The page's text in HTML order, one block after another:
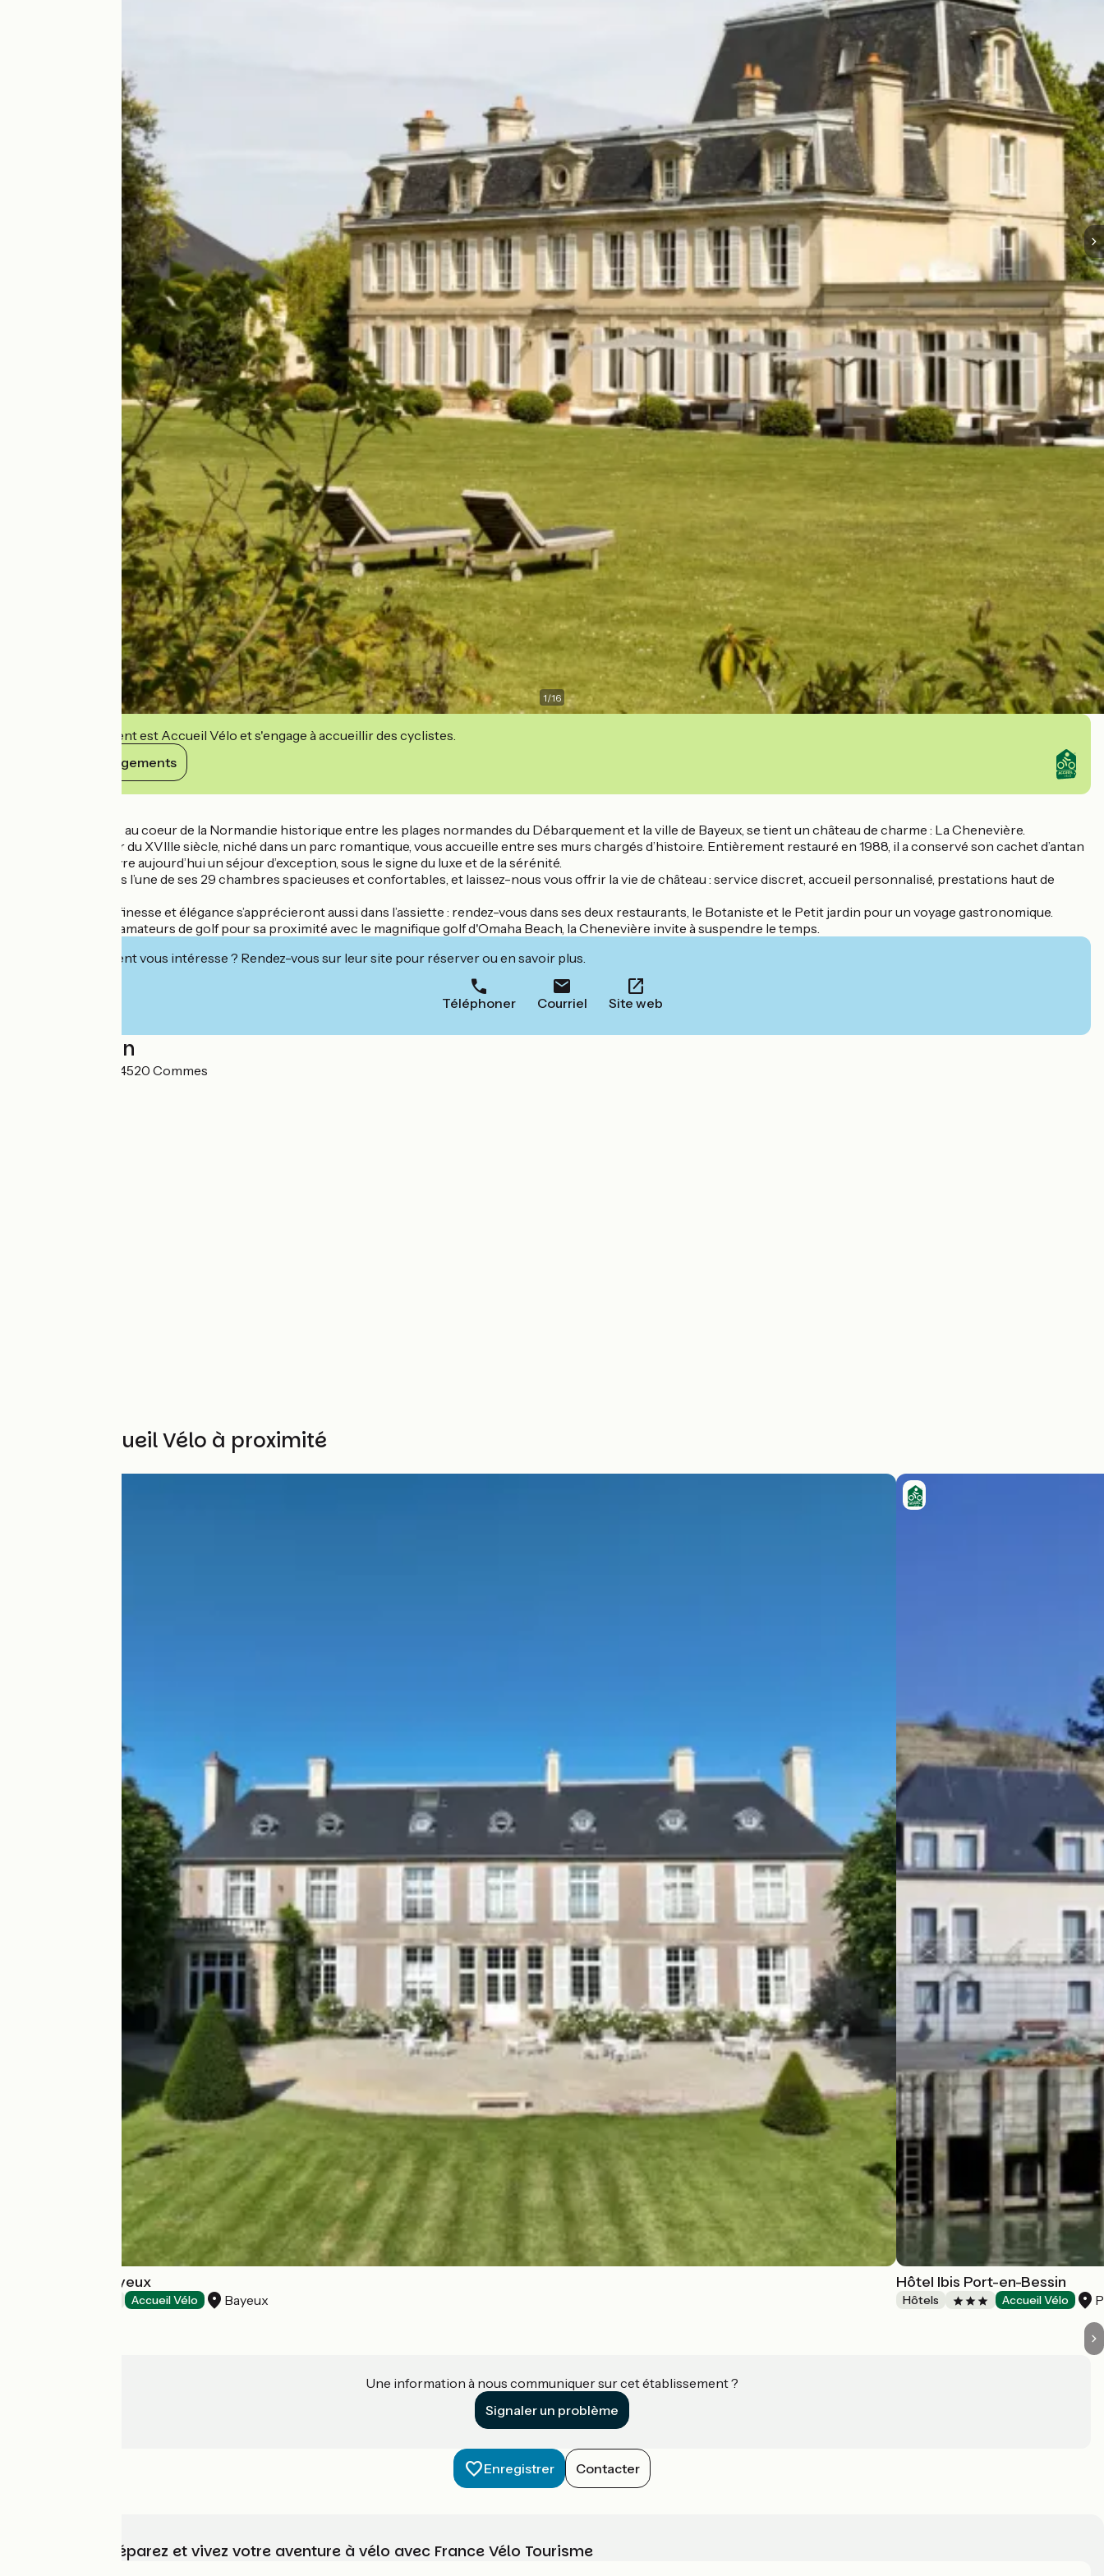
1/16
Cet établissement est Accueil Vélo et s'engage à accueillir des cyclistes.
Voir ses engagements
A Port-en-Bessin, au coeur de la Normandie historique entre les plages normandes du Débarquement et la ville de Bayeux, se tient un château de charme : La Chenevière.
Cet ancien manoir du XVIIIe siècle, niché dans un parc romantique, vous accueille entre ses murs chargés d’histoire. Entièrement restauré en 1988, il a conservé son cachet d’antan
pour vous faire vivre aujourd’hui un séjour d’exception, sous le signe du luxe et de la sérénité.
Installez-vous dans l’une de ses 29 chambres spacieuses et confortables, et laissez-nous vous offrir la vie de château : service discret, accueil personnalisé, prestations haut de
À La Chenevière, finesse et élégance s’apprécieront aussi dans l’assiette : rendez-vous dans ses deux restaurants, le Botaniste et le Petit jardin pour un voyage gastronomique.
Très prisé par les amateurs de golf pour sa proximité avec le magnifique golf d'Omaha Beach, la Chenevière invite à suspendre le temps.
Cet établissement vous intéresse ? Rendez-vous sur leur site pour réserver ou en savoir plus.
Téléphoner Courriel Site web
Localisation
Lieu-dit Escures 14520 Commes
Autres Accueil Vélo à proximité
Domaine de Bayeux
Accueil Vélo Bayeux
Hôtel Ibis Port-en-Bessin
Hôtels Accueil Vélo
Une information à nous communiquer sur cet établissement ?
Signaler un problème
Enregistrer Contacter
Choisissez, préparez et vivez votre aventure à vélo avec France Vélo Tourisme